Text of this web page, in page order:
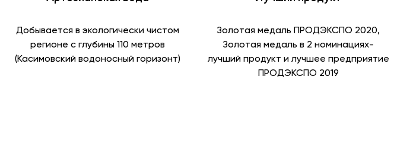
Добывается в экологически чистом
регионе с глубины 110 метров
(Касимовский водоносный горизонт)
Золотая медаль ПРОДЭКСПО 2020,
Золотая медаль в 2 номинациях-
лучший продукт и лучшее предприятие
ПРОДЭКСПО 2019